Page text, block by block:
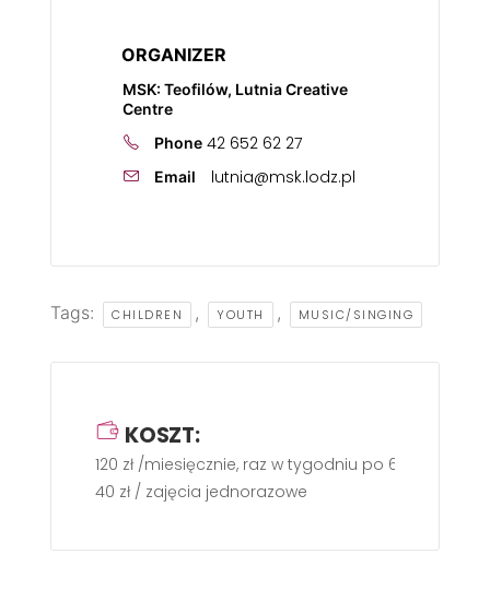
ORGANIZER
MSK: Teofilów, Lutnia Creative
Centre
Phone 42 652 62 27
Email lutnia@msk.lodz.pl
Tags: CHILDREN , YOUTH , MUSIC/SINGING
KOSZT:
120 zł /miesięcznie, raz w tygodniu po 60 min.
40 zł / zajęcia jednorazowe